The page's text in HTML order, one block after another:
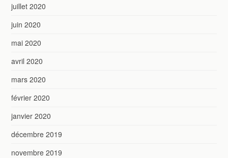
juillet 2020
juin 2020
mai 2020
avril 2020
mars 2020
février 2020
janvier 2020
décembre 2019
novembre 2019